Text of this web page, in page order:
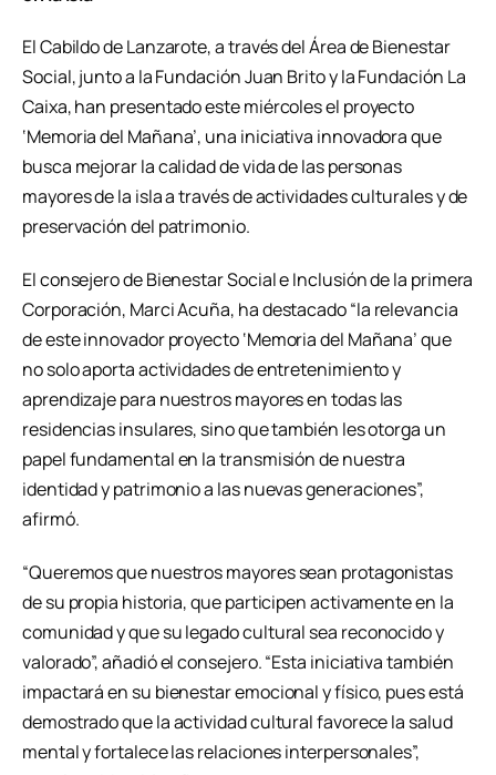
El Cabildo de Lanzarote, a través del Área de Bienestar
Social, junto a la Fundación Juan Brito y la Fundación La
Caixa, han presentado este miércoles el proyecto
‘Memoria del Mañana’, una iniciativa innovadora que
busca mejorar la calidad de vida de las personas
mayores de la isla a través de actividades culturales y de
preservación del patrimonio.
El consejero de Bienestar Social e Inclusión de la primera
Corporación, Marci Acuña, ha destacado “la relevancia
de este innovador proyecto ‘Memoria del Mañana’ que
no solo aporta actividades de entretenimiento y
aprendizaje para nuestros mayores en todas las
residencias insulares, sino que también les otorga un
papel fundamental en la transmisión de nuestra
identidad y patrimonio a las nuevas generaciones”,
afirmó.
“Queremos que nuestros mayores sean protagonistas
de su propia historia, que participen activamente en la
comunidad y que su legado cultural sea reconocido y
valorado”, añadió el consejero. “Esta iniciativa también
impactará en su bienestar emocional y físico, pues está
demostrado que la actividad cultural favorece la salud
mental y fortalece las relaciones interpersonales”,